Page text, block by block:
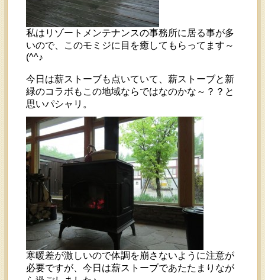
私はリゾートメンテナンスの事務所に居る事が多
いので、このモミジに目を癒してもらってます～
(^^♪
今日は薪ストーブも点いていて、薪ストーブと新
緑のコラボもこの地域ならではなのかな～？？と
思いパシャリ。
寒暖差が激しいので体調を崩さないように注意が
必要ですが、今日は薪ストーブであたたまりなが